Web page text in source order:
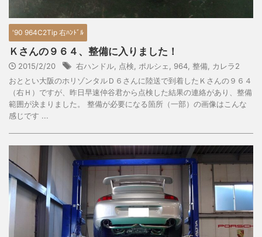
'90 964C2Tip 右ﾊﾝﾄﾞﾙ
Ｋさんの９６４、整備に入りました！
2015/2/20 右ハンドル, 点検, ポルシェ, 964, 整備, カレラ2
おととい大阪のホリゾンタルＤ６さんに陸送で到着したＫさんの９６４
（右Ｈ）ですが、昨日早速仲谷君から点検した結果の連絡があり、整備
範囲が決まりました。 整備が必要になる箇所（一部）の画像はこんな
感じです ...